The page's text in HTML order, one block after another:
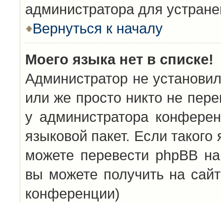
администратора для
Вернуться к началу
Моего языка нет в списке!
Администратор не
или же просто никто не
у администратора
языковой пакет. Если
можете перевести phpBB
вы можете получить на
конференции)